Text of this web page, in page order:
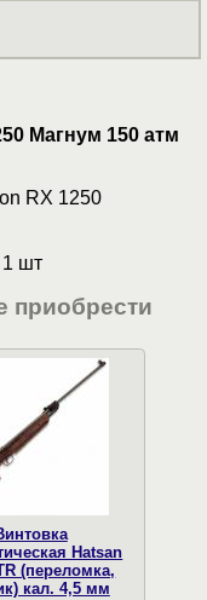
Магнум 150 атм
RX 1250
шт
приобрести
Hatsan
(переломка,
кал. 4,5 мм